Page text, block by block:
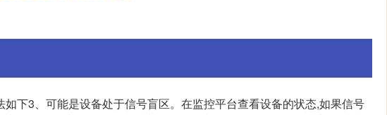
下3、可能是设备处于信号盲区。在监控平台查看设备的状态,如果信号